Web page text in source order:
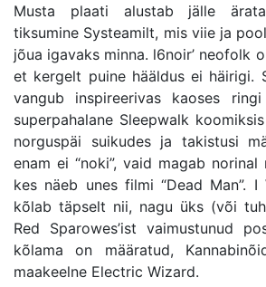
Musta plaati alustab jälle
tiksumine Systeamilt, mis viie ja
jõua igavaks minna. l6noir’ neofolk
et kergelt puine hääldus ei häirigi.
vangub inspireerivas kaoses
superpahalane Sleepwalk
norguspäi suikudes ja takistusi
enam ei “noki”, vaid magab norinal
kes näeb unes filmi “Dead Man”. I
kõlab täpselt nii, nagu üks (või
Red Sparowes’ist vaimustunud
kõlama on määratud,
maakeelne Electric Wizard.